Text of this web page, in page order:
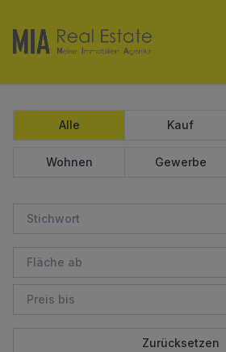
Alle Kauf
Wohnen Gewerbe
Zurücksetzen